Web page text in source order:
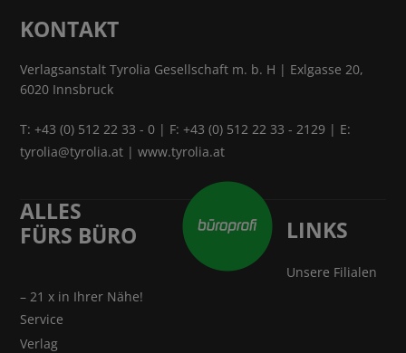
KONTAKT
Verlagsanstalt Tyrolia Gesellschaft m. b. H | Exlgasse 20,
6020 Innsbruck
T:+43 (0) 512 22 33 - 0 | F: +43 (0) 512 22 33 - 2129 | E:
tyrolia@tyrolia.at |www.tyrolia.at
ALLES
FÜRS BÜRO
LINKS
Unsere Filialen
– 21 x in Ihrer Nähe!
Service
Verlag